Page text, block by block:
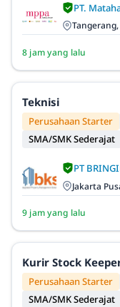
PT.
8 jam yang lalu
Teknisi
Perusahaan Starter
SMA/SMK Sederajat
PT
Jakarta
9 jam yang lalu
Kurir Stock
Perusahaan Starter
SMA/SMK Sederajat